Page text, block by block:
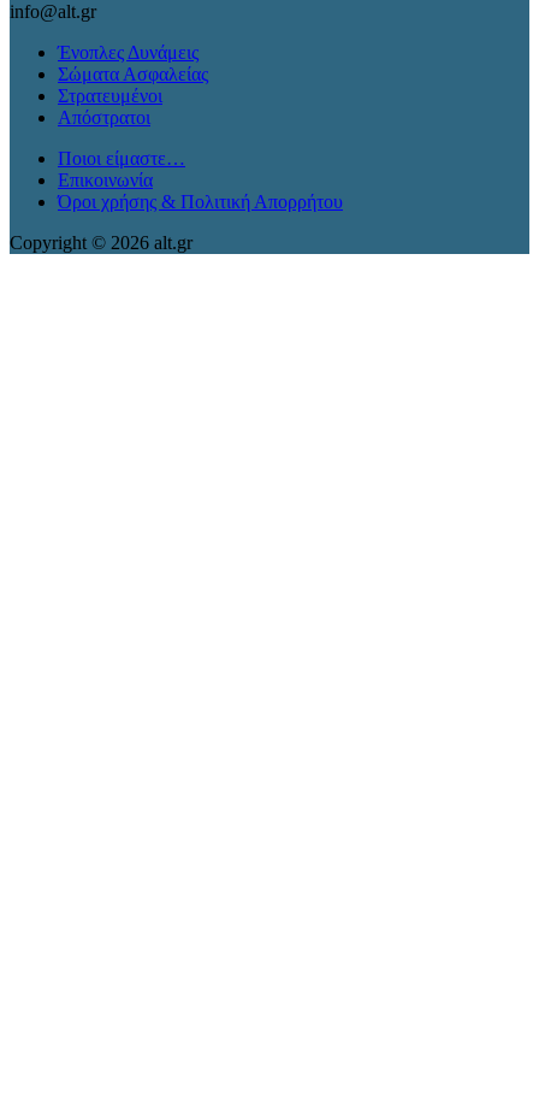
info@alt.gr
Ένοπλες Δυνάμεις
Σώματα Ασφαλείας
Στρατευμένοι
Απόστρατοι
Ποιοι είμαστε…
Επικοινωνία
Όροι χρήσης & Πολιτική Απορρήτου
Copyright © 2026 alt.gr